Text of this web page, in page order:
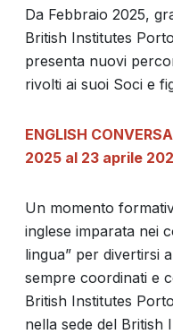
Da Febbraio 2025,
British Institutes
presenta nuovi
rivolti ai suoi Soci e
ENGLISH
2025 al 23 aprile
Un momento
inglese imparata nei
lingua” per divertirsi
sempre coordinati e
British Institutes
nella sede del British